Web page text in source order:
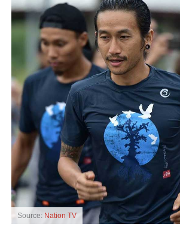
Source: Nation TV